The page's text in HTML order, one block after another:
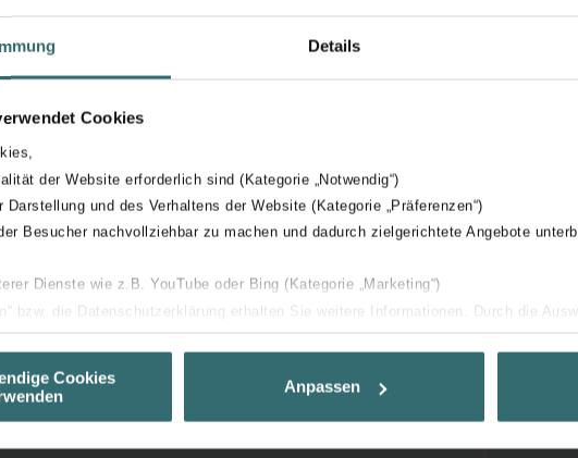
Details
Cookies
der Website erforderlich sind (Kategorie „Notwendig“)
Darstellung und des Verhaltens der Website (Kategorie „Präferenzen“)
Besucher nachvollziehbar zu machen und dadurch zielgerichtete Angebote
Dienste wie z.B. YouTube oder Bing (Kategorie „Marketing“)
bzw. die Datenschutzerklärung erhalten Sie weitere Informationen. Durch die
um Ihnen die bestmögliche Nutzererfahrung zu ermöglichen und Ihnen
Interessen zur Verfügung zu stellen. Alle Einwilligungen können Sie
widerrufen.
Cookies
Anpassen